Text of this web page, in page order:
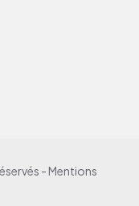
- Mentions